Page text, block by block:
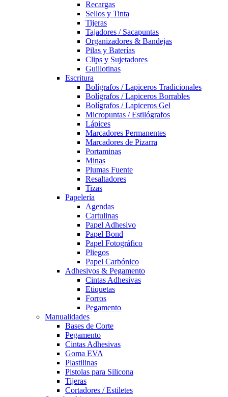
Recargas
Sellos y Tinta
Tijeras
Tajadores / Sacapuntas
Organizadores & Bandejas
Pilas y Baterías
Clips y Sujetadores
Guillotinas
Escritura
Bolígrafos / Lapiceros Tradicionales
Bolígrafos / Lapiceros Borrables
Bolígrafos / Lapiceros Gel
Micropuntas / Estilógrafos
Lápices
Marcadores Permanentes
Marcadores de Pizarra
Portaminas
Minas
Plumas Fuente
Resaltadores
Tizas
Papelería
Agendas
Cartulinas
Papel Adhesivo
Papel Bond
Papel Fotográfico
Pliegos
Papel Carbónico
Adhesivos & Pegamento
Cintas Adhesivas
Etiquetas
Forros
Pegamento
Manualidades
Bases de Corte
Pegamento
Cintas Adhesivas
Goma EVA
Plastilinas
Pistolas para Silicona
Tijeras
Cortadores / Estiletes